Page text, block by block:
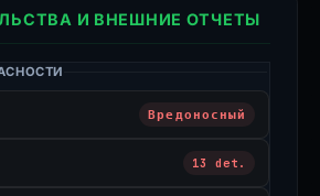
И ВНЕШНИЕ ОТЧЕТЫ
Вредоносный
13 det.